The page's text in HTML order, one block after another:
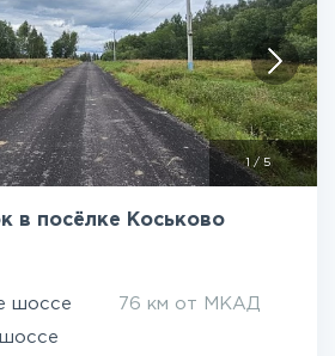
1 /5
в посёлке Коськово
шоссе 76 км от МКАД